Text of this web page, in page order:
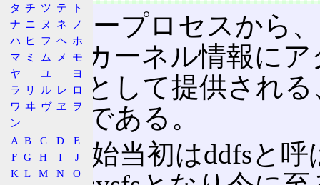
ユーザープロセスから
関するカーネル情報に
ェイスとして提供され
ステムである。
開発開始当初はddfsと
タ チ ツ テ
ト
ナ ニ ヌ ネ
ノ
ハ ヒ フ ヘ ホ
マ ミ ム メ
モ
ヤ
ユ
ヨ
ラ
リ ル レ ロ
ワ ヰ ヴ ヱ
ヲ
ン
A B C D
E
F G H I
J
K L M N
O